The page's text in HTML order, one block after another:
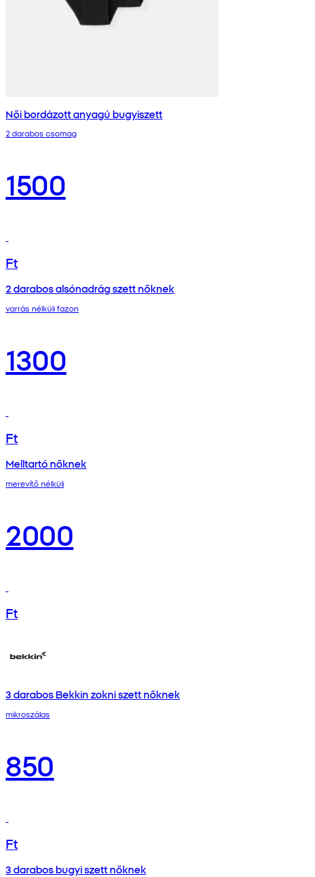
Női bordázott anyagú bugyiszett
2 darabos csomag
1500
Ft
2 darabos alsónadrág szett nőknek
varrás nélküli fazon
1300
Ft
Melltartó nőknek
merevítő nélküli
2000
Ft
3 darabos Bekkin zokni szett nőknek
mikroszálas
850
Ft
3 darabos bugyi szett nőknek